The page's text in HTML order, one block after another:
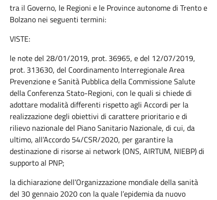
tra il Governo, le Regioni e le Province autonome di Trento e
Bolzano nei seguenti termini:
VISTE:
le note del 28/01/2019, prot. 36965, e del 12/07/2019,
prot. 313630, del Coordinamento Interregionale Area
Prevenzione e Sanità Pubblica della Commissione Salute
della Conferenza Stato-Regioni, con le quali si chiede di
adottare modalità differenti rispetto agli Accordi per la
realizzazione degli obiettivi di carattere prioritario e di
rilievo nazionale del Piano Sanitario Nazionale, di cui, da
ultimo, all’Accordo 54/CSR/2020, per garantire la
destinazione di risorse ai network (ONS, AIRTUM, NIEBP) di
supporto al PNP;
la dichiarazione dell’Organizzazione mondiale della sanità
del 30 gennaio 2020 con la quale l’epidemia da nuovo